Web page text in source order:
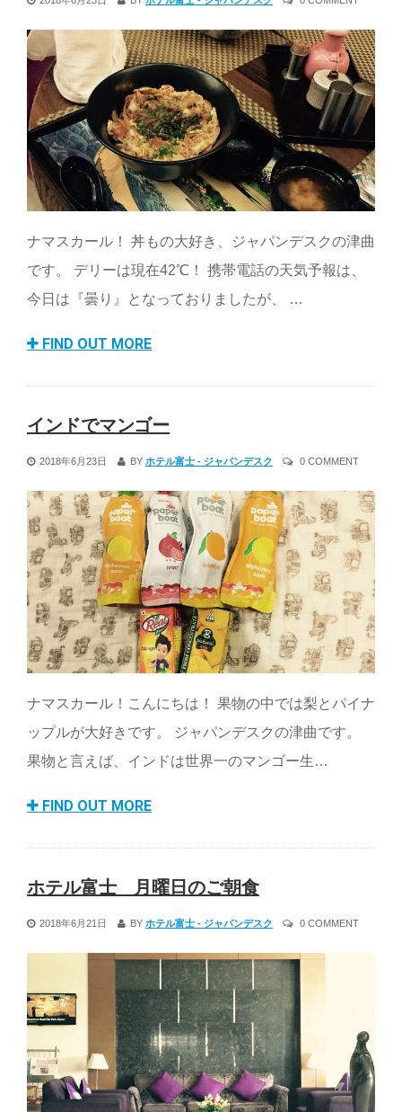
ナマスカール！ 丼もの大好き、ジャパンデスクの津曲
です。 デリーは現在42℃！ 携帯電話の天気予報は、
今日は『曇り』となっておりましたが、 …
FIND OUT MORE
インドでマンゴー
2018年6月23日 BY ホテル富士 - ジャパンデスク 0 COMMENT
ナマスカール！こんにちは！ 果物の中では梨とパイナ
ップルが大好きです。 ジャパンデスクの津曲です。
果物と言えば、インドは世界一のマンゴー生…
FIND OUT MORE
ホテル富士 月曜日のご朝食
2018年6月21日 BY ホテル富士 - ジャパンデスク 0 COMMENT